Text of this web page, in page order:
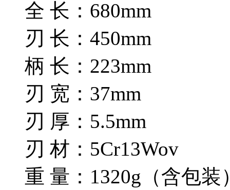
全 长：680mm
刃 长：450mm
柄 长：223mm
刃 宽：37mm
刃 厚：5.5mm
刃 材：5Cr13Wov
重 量：1320g（含包装